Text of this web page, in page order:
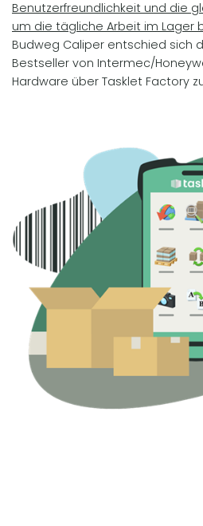
Benutzerfreundlichkeit und die
um die tägliche Arbeit im Lager
Budweg Caliper entschied sich
Bestseller von Intermec/
Hardware über Tasklet Factory